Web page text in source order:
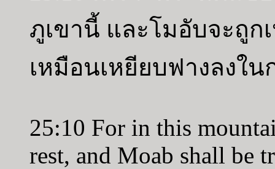
ภูเขานี้ และโมอับจะถูก
เหมือนเหยียบฟางลงใน
25:10 For in this
rest, and Moab shall be